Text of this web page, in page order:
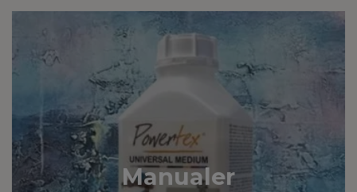
Manualer